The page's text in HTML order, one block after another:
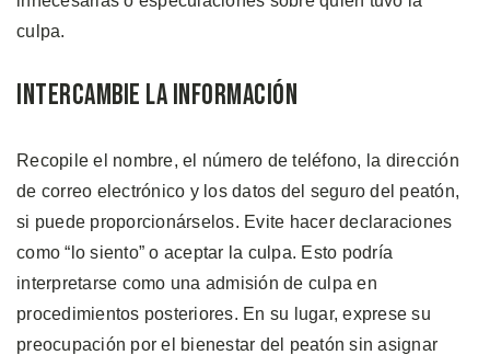
culpa.
Intercambie la Información
Recopile el nombre, el número de teléfono, la dirección
de correo electrónico y los datos del seguro del peatón,
si puede proporcionárselos. Evite hacer declaraciones
como “lo siento” o aceptar la culpa. Esto podría
interpretarse como una admisión de culpa en
procedimientos posteriores. En su lugar, exprese su
preocupación por el bienestar del peatón sin asignar